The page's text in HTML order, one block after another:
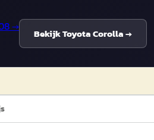
→
BekijkToyota Corolla→